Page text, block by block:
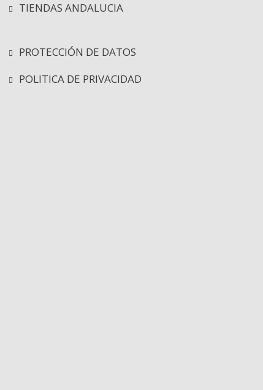
TIENDAS ANDALUCIA
PROTECCIÓN DE DATOS
POLITICA DE PRIVACIDAD